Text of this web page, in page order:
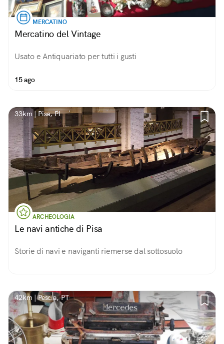
MERCATINO
Mercatino del Vintage
Usato e Antiquariato per tutti i gusti
15 ago
33km | Pisa, PI
ARCHEOLOGIA
Le navi antiche di Pisa
Storie di navi e naviganti riemerse dal sottosuolo
42km | Pescia, PT